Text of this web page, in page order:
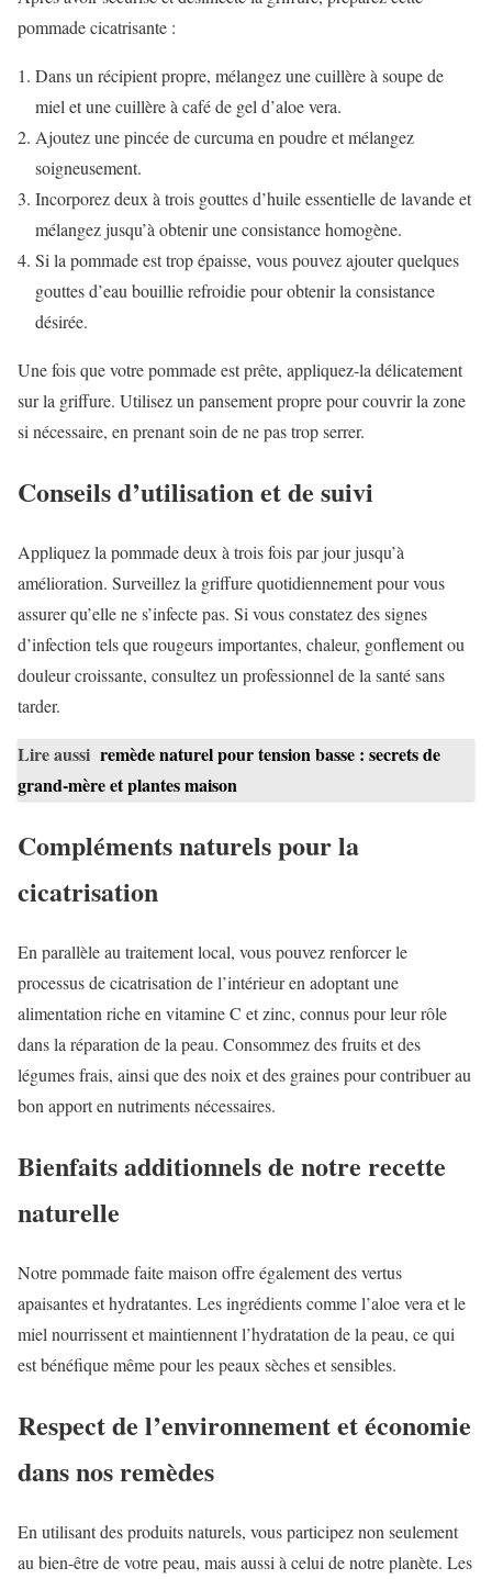
pommade cicatrisante :
Dans un récipient propre, mélangez une cuillère à soupe de
miel et une cuillère à café de gel d’aloe vera.
Ajoutez une pincée de curcuma en poudre et mélangez
soigneusement.
Incorporez deux à trois gouttes d’huile essentielle de lavande et
mélangez jusqu’à obtenir une consistance homogène.
Si la pommade est trop épaisse, vous pouvez ajouter quelques
gouttes d’eau bouillie refroidie pour obtenir la consistance
désirée.
Une fois que votre pommade est prête, appliquez-la délicatement
sur la griffure. Utilisez un pansement propre pour couvrir la zone
si nécessaire, en prenant soin de ne pas trop serrer.
Conseils d’utilisation et de suivi
Appliquez la pommade deux à trois fois par jour jusqu’à
amélioration. Surveillez la griffure quotidiennement pour vous
assurer qu’elle ne s’infecte pas. Si vous constatez des signes
d’infection tels que rougeurs importantes, chaleur, gonflement ou
douleur croissante, consultez un professionnel de la santé sans
tarder.
Lire aussi remède naturel pour tension basse : secrets de
grand-mère et plantes maison
Compléments naturels pour la
cicatrisation
En parallèle au traitement local, vous pouvez renforcer le
processus de cicatrisation de l’intérieur en adoptant une
alimentation riche en vitamine C et zinc, connus pour leur rôle
dans la réparation de la peau. Consommez des fruits et des
légumes frais, ainsi que des noix et des graines pour contribuer au
bon apport en nutriments nécessaires.
Bienfaits additionnels de notre recette
naturelle
Notre pommade faite maison offre également des vertus
apaisantes et hydratantes. Les ingrédients comme l’aloe vera et le
miel nourrissent et maintiennent l’hydratation de la peau, ce qui
est bénéfique même pour les peaux sèches et sensibles.
Respect de l’environnement et économie
dans nos remèdes
En utilisant des produits naturels, vous participez non seulement
au bien-être de votre peau, mais aussi à celui de notre planète. Les